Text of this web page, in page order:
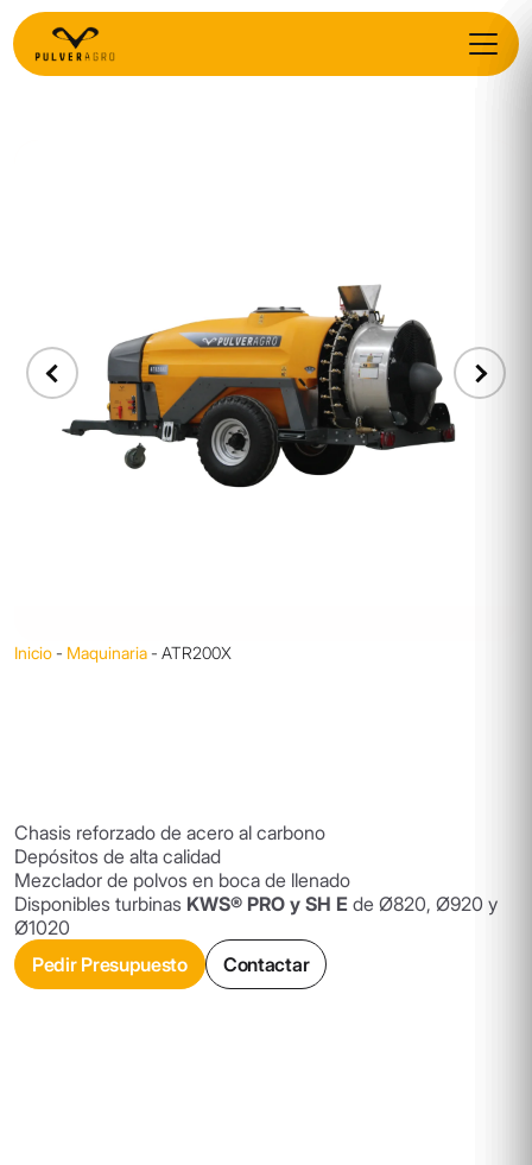
Inicio- Maquinaria- ATR200X
Chasis reforzado de acero al carbono
Depósitos de alta calidad
Mezclador de polvos en boca de llenado
Disponibles turbinas KWS® PRO y SH E de Ø820, Ø920 y
Ø1020
Pedir Presupuesto
Contactar